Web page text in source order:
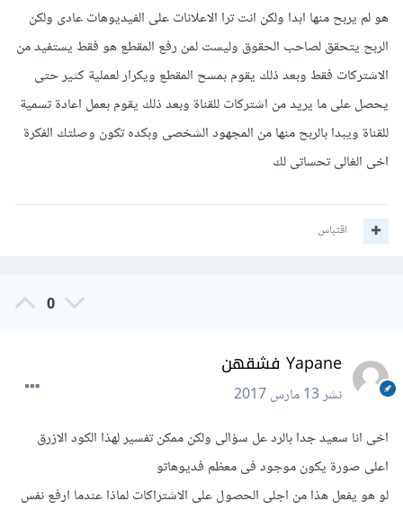
هو لم يربح منها ابدا ولكن انت ترا الاعلانات على الفيديوهات عادى ولكن
الربح يتحقق لصاحب الحقوق وليست لمن رفع المقطع هو فقط يستفيد من
الاشتركات فقط وبعد ذلك يقوم بمسح المقطع ويكرار لعملية كثير حتى
يحصل على ما يريد من اشتركات للقناة وبعد ذلك يقوم بعمل اعادة تسمية
للقناة ويبدا بالربح منها من المجهود الشخصى وبكده تكون وصلتك الفكرة
اخى الغالى تحساتى لك
اقتباس
0
Yapane فشقهن
نشر13 مارس 2017
اخى انا سعيد جدا بالرد عل سؤالى ولكن ممكن تفسير لهذا الكود الازرق
اعلى صورة يكون موجود فى معظم فديوهاتو
لو هو يفعل هذا من اجلى الحصول على الاشتراكات لماذا عندما ارفع نفس